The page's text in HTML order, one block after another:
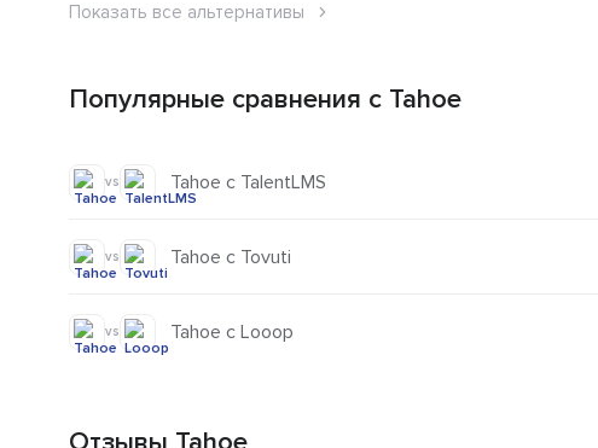
Показать все альтернативы
Популярные сравнения с Tahoe
vs Tahoe с TalentLMS
vs Tahoe с Tovuti
vs Tahoe с Looop